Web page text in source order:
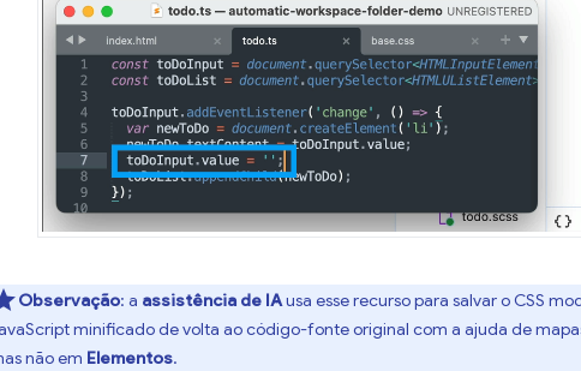
Observação: a assistência de IAusa esse recurso para salvar o CSS
minificado de volta ao código-fonte original com a ajuda de
não em Elementos.